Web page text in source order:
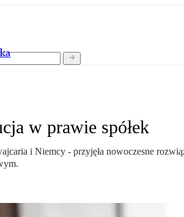
w prawie spółek
i Niemcy - przyjęła nowoczesne